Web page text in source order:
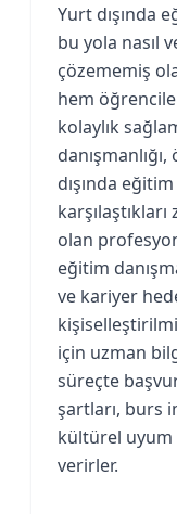
Yurt dışında
bu yola nasıl
çözememiş
hem
kolaylık
dışında
olan
eğitim
ve kariyer
için uzman
süreçte
şartları, burs
kültürel uyum
verirler.